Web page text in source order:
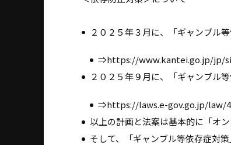
２０２５年３月に、「ギャンブル
⇒https://www.kantei.go.jp/jp/
２０２５年９月に、「ギャンブル
⇒https://laws.e-gov.go.jp/law/
以上の計画と法案は基本的に「オ
そして、「ギャンブル等依存症対